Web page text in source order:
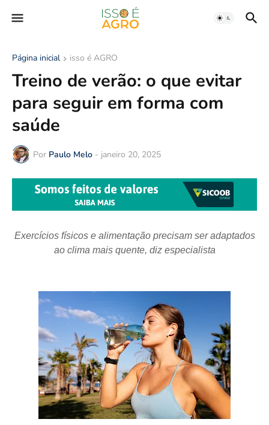
Página inicial isso é AGRO
Treino de verão: o que evitar
para seguir em forma com
saúde
Por Paulo Melo - janeiro 20, 2025
Exercícios físicos e alimentação precisam ser adaptados
ao clima mais quente, diz especialista